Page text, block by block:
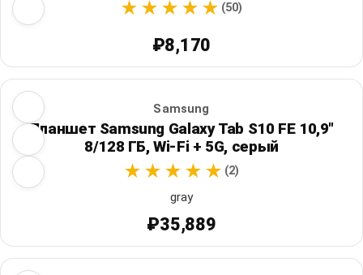
(50)
₽8,170
Samsung
Планшет Samsung Galaxy Tab S10 FE 10,9"
8/128 ГБ, Wi‑Fi + 5G, серый
(2)
gray
₽35,889